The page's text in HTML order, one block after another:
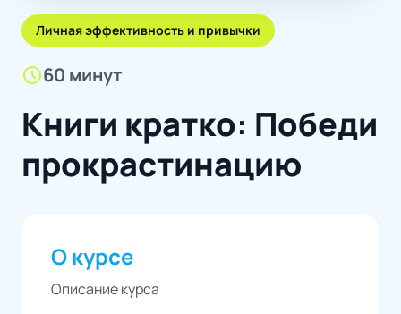
Личная эффективность и привычки
schedule60 минут
Книги кратко: Победи
прокрастинацию
О курсе
Описание курса